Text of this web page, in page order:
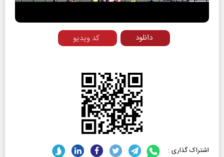
Video
کد ویدیو دانلود
اشتراک گذاری :